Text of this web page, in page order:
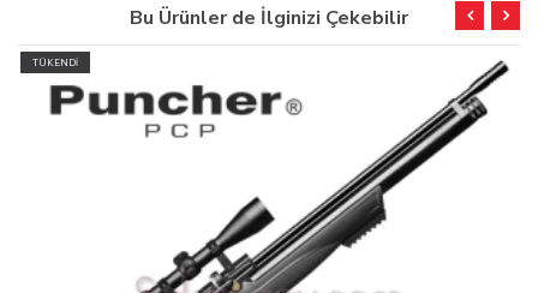
Bu Ürünler de İlginizi Çekebilir
TÜKENDİ